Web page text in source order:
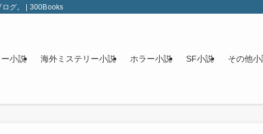
ログ。 | 300Books
小説 海外ミステリー小説 ホラー小説 SF小説 その他小